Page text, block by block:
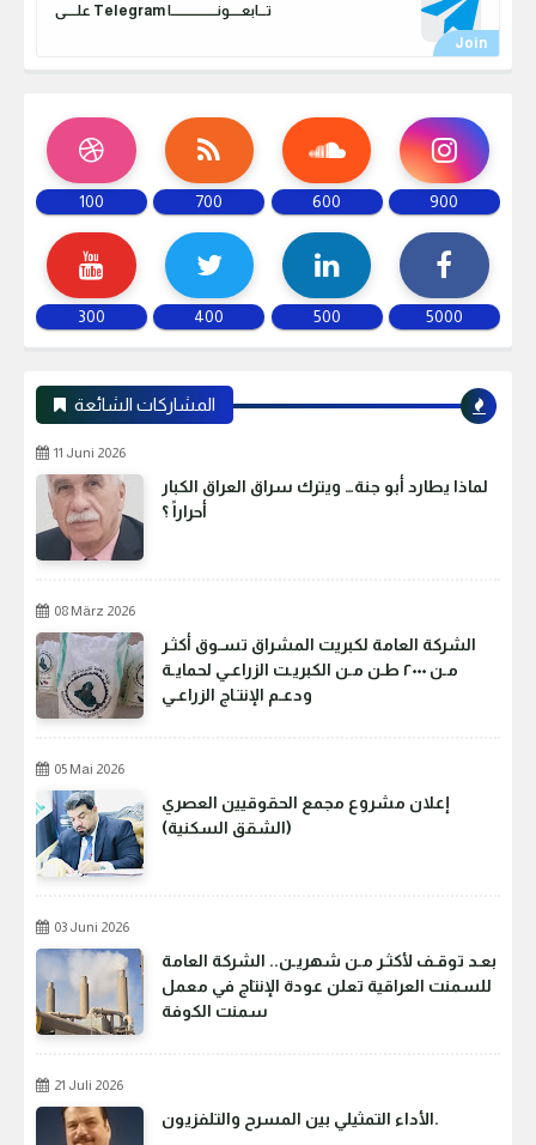
علـــــى Telegram تـــابعـــــونـــــــــــــــــــا
100 700 600 900
300 400 500 5000
المشاركات الشائعة
11 Juni 2026
لماذا يطارد أبو جنة… ويترك سراق العراق الكبار
أحراراً ؟
08 März 2026
الشركة العامة لكبريت المشراق تسـوق أكثـر
مـن ٢٠٠٠ طـن مـن الكبريـت الزراعـي لحمايـة
ودعـم الإنتـاج الزراعـي
05 Mai 2026
إعلان مشروع مجمع الحقوقيين العصري
(الشقق السكنية)
03 Juni 2026
بعـد توقـف لأكثـر مـن شهريـن.. الشركة العامة
للسمنت العراقية تعلن عودة الإنتاج في معمل
سمنت الكوفة
21 Juli 2026
الأداء التمثيلي بين المسرح والتلفزيون.